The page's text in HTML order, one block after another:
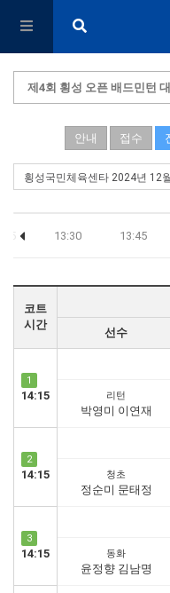
제4회 횡성 오픈 배드민턴
안내 접수
13:30 13:45
코트
시간
선수
1
14:15 리턴
박영미 이연재
2
14:15 청초
정순미 문태정
3
14:15 동화
윤정향 김남명